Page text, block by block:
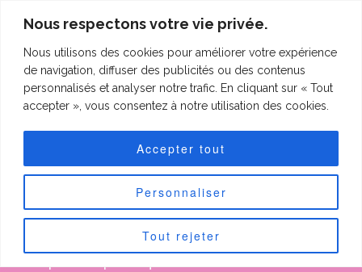
Nous respectons votre vie privée.
Nous utilisons des cookies pour améliorer votre expérience
de navigation, diffuser des publicités ou des contenus
personnalisés et analyser notre trafic. En cliquant sur « Tout
accepter », vous consentez à notre utilisation des cookies.
Personnaliser
Tout rejeter
Accepter tout
clineting.com
Forfaits "Petits
patchs"
50 € pour les petits quilts de max 60 cm sur 60 cm.
clineting.com